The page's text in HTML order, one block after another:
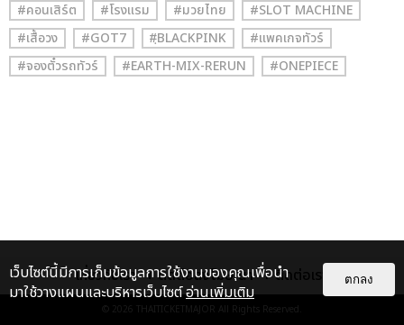
#คอนเสิร์ต #โรงแรม #มวยไทย
#SLOT MACHINE
#เสื้อวง
#GOT7 #ฺBLACKPINK
#แพคเกจทัวร์
#จองตั๋วรถทัวร์
#EARTH-MIX-RERUN #ONEPIECE
เกี่ยวกับเรา ติดต่อลงโฆษณา ติดต่อเรา
© 2026 THAITICKETMAJOR All Rights Reserved.
เว็บไซต์นี้มีการเก็บข้อมูลการใช้งานของคุณเพื่อนำ
มาใช้วางแผนและบริหารเว็บไซต์อ่านเพิ่มเติม
ตกลง